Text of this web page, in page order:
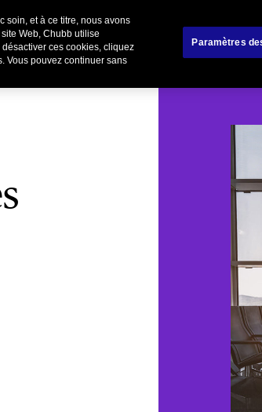
Renoncer / Résilier votre
soin, et à ce titre, nous avons
Web, Chubb utilise
ces cookies, cliquez
Vous pouvez continuer sans
Paramètres